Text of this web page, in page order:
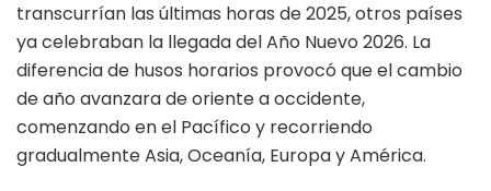
transcurrían las últimas horas de 2025, otros países
ya celebraban la llegada del Año Nuevo 2026. La
diferencia de husos horarios provocó que el cambio
de año avanzara de oriente a occidente,
comenzando en el Pacífico y recorriendo
gradualmente Asia, Oceanía, Europa y América.